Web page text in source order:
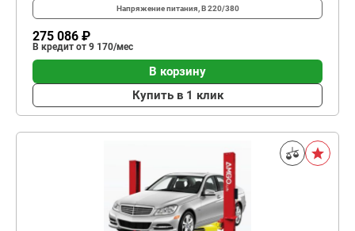
Напряжение питания, В220/380
275 086 ₽
В кредит от 9 170/мес
В корзину
Купить в 1 клик